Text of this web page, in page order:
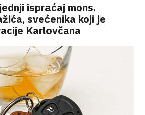
ispraćaj mons.
svećenika koji je
Karlovčana